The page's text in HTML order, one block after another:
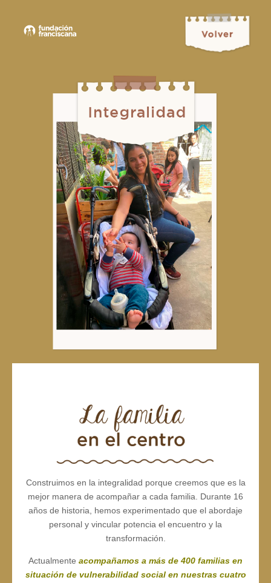
Construimos en la integralidad porque creemos que es la
mejor manera de acompañar a cada familia. Durante 16
años de historia, hemos experimentado que el abordaje
personal y vincular potencia el encuentro y la
transformación.
Actualmente acompañamos a más de 400 familias en
situación de vulnerabilidad social en nuestras cuatro